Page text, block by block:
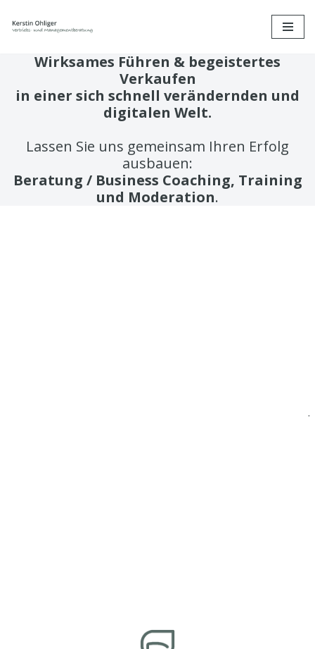
InhaltWirksames Führen & begeistertes
Verkaufen
in einer sich schnell verändernden und
digitalen Welt.
Lassen Sie uns gemeinsam Ihren Erfolg
ausbauen:
Beratung / Business Coaching, Training
und Moderation.
.